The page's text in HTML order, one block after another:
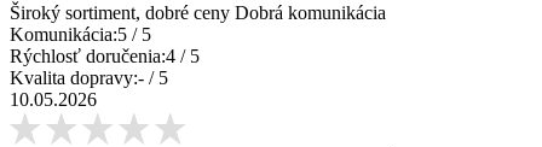
Široký sortiment, dobré ceny Dobrá komunikácia
Komunikácia:5 / 5
Rýchlosť doručenia:4 / 5
Kvalita dopravy:- / 5
10.05.2026